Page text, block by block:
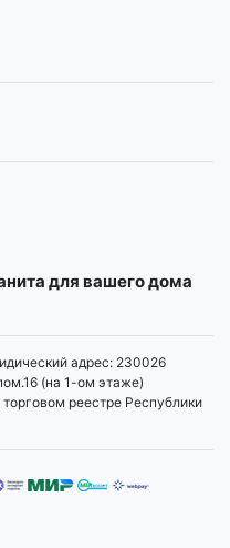
для вашего дома
адрес: 230026
(на 1-ом этаже)
реестре Республики